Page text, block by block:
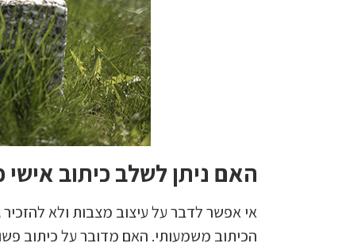
האם ניתן לשלב כיתוב
אי אפשר לדבר על עיצוב מצבות ולא
הכיתוב משמעותי. האם מדובר על כיתוב